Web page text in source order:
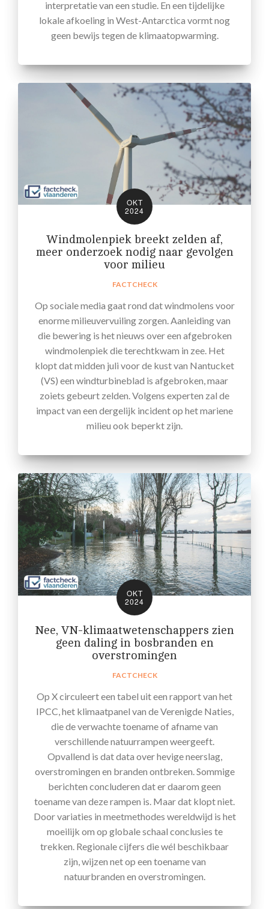
interpretatie van een studie. En een tijdelijke
lokale afkoeling in West-Antarctica vormt nog
geen bewijs tegen de klimaatopwarming.
OKT
2024
Windmolenpiek breekt zelden af,
meer onderzoek nodig naar gevolgen
voor milieu
FACTCHECK
Op sociale media gaat rond dat windmolens voor
enorme milieuvervuiling zorgen. Aanleiding van
die bewering is het nieuws over een afgebroken
windmolenpiek die terechtkwam in zee. Het
klopt dat midden juli voor de kust van Nantucket
(VS) een windturbineblad is afgebroken, maar
zoiets gebeurt zelden. Volgens experten zal de
impact van een dergelijk incident op het mariene
milieu ook beperkt zijn.
OKT
2024
Nee, VN-klimaatwetenschappers zien
geen daling in bosbranden en
overstromingen
FACTCHECK
Op X circuleert een tabel uit een rapport van het
IPCC, het klimaatpanel van de Verenigde Naties,
die de verwachte toename of afname van
verschillende natuurrampen weergeeft.
Opvallend is dat data over hevige neerslag,
overstromingen en branden ontbreken. Sommige
berichten concluderen dat er daarom geen
toename van deze rampen is. Maar dat klopt niet.
Door variaties in meetmethodes wereldwijd is het
moeilijk om op globale schaal conclusies te
trekken. Regionale cijfers die wél beschikbaar
zijn, wijzen net op een toename van
natuurbranden en overstromingen.